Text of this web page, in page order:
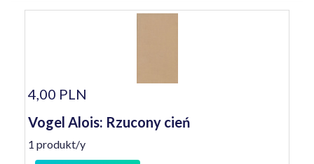
4,00 PLN
Vogel Alois: Rzucony cień
1 produkt/y